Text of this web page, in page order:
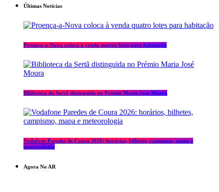
Últimas Notícias
Proença-a-Nova coloca à venda quatro lotes para habitação
Biblioteca da Sertã distinguida no Prémio Maria José Moura
Vodafone Paredes de Coura 2026: horários, bilhetes, campismo, mapa e
meteorologia
Agora No AR